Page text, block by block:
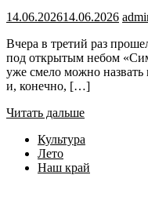
14.06.202614.06.2026
Вчера в третий раз
под открытым небом
уже смело можно назвать
и, конечно, […]
Читать дальше
Культура
Лето
Наш край